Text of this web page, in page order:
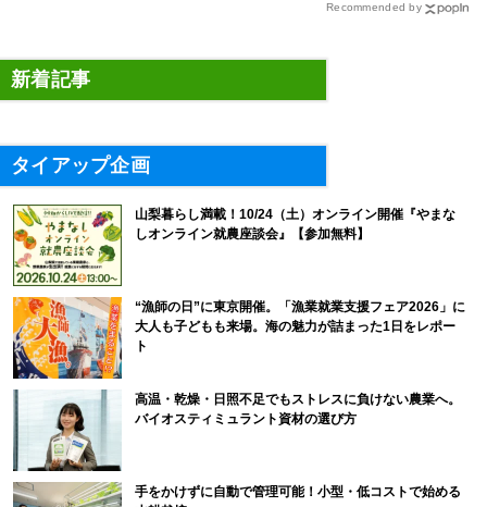
Recommended by
新着記事
タイアップ企画
山梨暮らし満載！10/24（土）オンライン開催『やまな
しオンライン就農座談会』【参加無料】
“漁師の日”に東京開催。「漁業就業支援フェア2026」に
大人も子どもも来場。海の魅力が詰まった1日をレポー
ト
高温・乾燥・日照不足でもストレスに負けない農業へ。
バイオスティミュラント資材の選び方
手をかけずに自動で管理可能！小型・低コストで始める